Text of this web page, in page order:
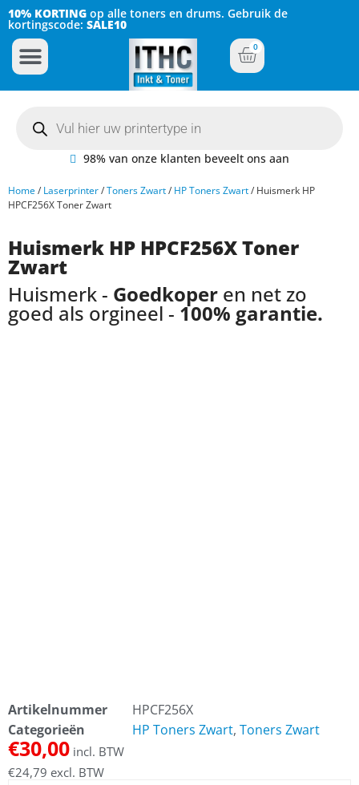
10% KORTING op alle toners en drums. Gebruik de
kortingscode: SALE10
0
98% van onze klanten beveelt ons aan
Home/ Laserprinter/Toners Zwart/ HP Toners Zwart/ Huismerk HP
HPCF256X Toner Zwart
Huismerk HP HPCF256X Toner
Zwart
Huismerk - Goedkoper en net zo
goed als orgineel - 100% garantie.
Artikelnummer
HPCF256X
Categorieën
HP Toners Zwart, Toners Zwart
€30,00 incl. BTW
€24,79 excl. BTW